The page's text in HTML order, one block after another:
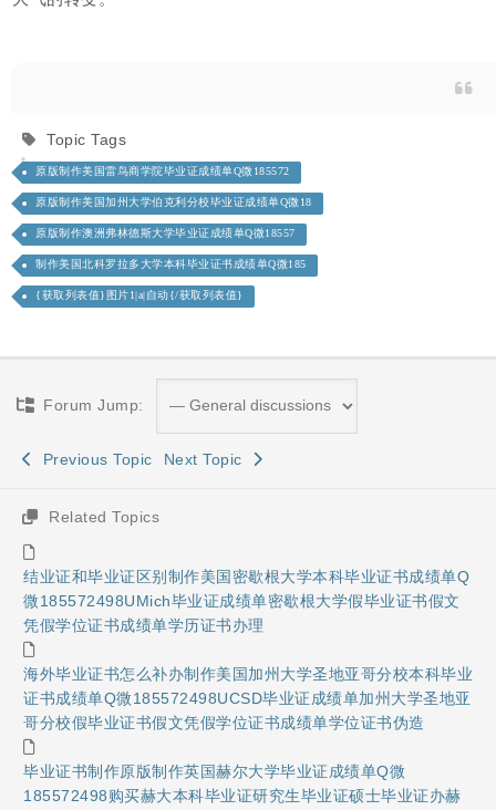
Topic Tags
原版制作美国雷鸟商学院毕业证成绩单Q微185572
原版制作美国加州大学伯克利分校毕业证成绩单Q微18
原版制作澳洲弗林德斯大学毕业证成绩单Q微18557
制作美国北科罗拉多大学本科毕业证书成绩单Q微185
{获取列表值}图片1|a|自动{/获取列表值}
Forum Jump:
Previous Topic Next Topic
Related Topics
结业证和毕业证区别制作美国密歇根大学本科毕业证书成绩单Q
微185572498UMich毕业证成绩单密歇根大学假毕业证书假文
凭假学位证书成绩单学历证书办理
海外毕业证书怎么补办制作美国加州大学圣地亚哥分校本科毕业
证书成绩单Q微185572498UCSD毕业证成绩单加州大学圣地亚
哥分校假毕业证书假文凭假学位证书成绩单学位证书伪造
毕业证书制作原版制作英国赫尔大学毕业证成绩单Q微
185572498购买赫大本科毕业证研究生毕业证硕士毕业证办赫